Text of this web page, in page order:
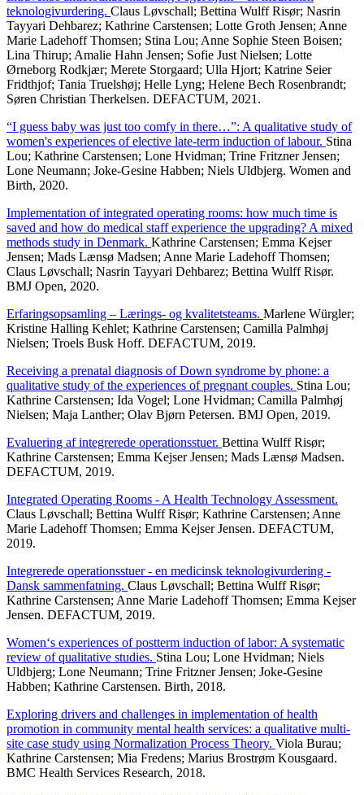
teknologivurdering. Claus Løvschall; Bettina Wulff Risør; Nasrin
Tayyari Dehbarez; Kathrine Carstensen; Lotte Groth Jensen; Anne
Marie Ladehoff Thomsen; Stina Lou; Anne Sophie Steen Boisen;
Lina Thirup; Amalie Hahn Jensen; Sofie Just Nielsen; Lotte
Ørneborg Rodkjær; Merete Storgaard; Ulla Hjort; Katrine Seier
Fridthjof; Tania Truelshøj; Helle Lyng; Helene Bech Rosenbrandt;
Søren Christian Therkelsen. DEFACTUM, 2021.
“I guess baby was just too comfy in there…”: A qualitative study of
women's experiences of elective late-term induction of labour. Stina
Lou; Kathrine Carstensen; Lone Hvidman; Trine Fritzner Jensen;
Lone Neumann; Joke-Gesine Habben; Niels Uldbjerg. Women and
Birth, 2020.
Implementation of integrated operating rooms: how much time is
saved and how do medical staff experience the upgrading? A mixed
methods study in Denmark. Kathrine Carstensen; Emma Kejser
Jensen; Mads Lænsø Madsen; Anne Marie Ladehoff Thomsen;
Claus Løvschall; Nasrin Tayyari Dehbarez; Bettina Wulff Risør.
BMJ Open, 2020.
Erfaringsopsamling – Lærings- og kvalitetsteams. Marlene Würgler;
Kristine Halling Kehlet; Kathrine Carstensen; Camilla Palmhøj
Nielsen; Troels Busk Hoff. DEFACTUM, 2019.
Receiving a prenatal diagnosis of Down syndrome by phone: a
qualitative study of the experiences of pregnant couples. Stina Lou;
Kathrine Carstensen; Ida Vogel; Lone Hvidman; Camilla Palmhøj
Nielsen; Maja Lanther; Olav Bjørn Petersen. BMJ Open, 2019.
Evaluering af integrerede operationsstuer. Bettina Wulff Risør;
Kathrine Carstensen; Emma Kejser Jensen; Mads Lænsø Madsen.
DEFACTUM, 2019.
Integrated Operating Rooms - A Health Technology Assessment.
Claus Løvschall; Bettina Wulff Risør; Kathrine Carstensen; Anne
Marie Ladehoff Thomsen; Emma Kejser Jensen. DEFACTUM,
2019.
Integrerede operationsstuer - en medicinsk teknologivurdering -
Dansk sammenfatning. Claus Løvschall; Bettina Wulff Risør;
Kathrine Carstensen; Anne Marie Ladehoff Thomsen; Emma Kejser
Jensen. DEFACTUM, 2019.
Women‘s experiences of postterm induction of labor: A systematic
review of qualitative studies. Stina Lou; Lone Hvidman; Niels
Uldbjerg; Lone Neumann; Trine Fritzner Jensen; Joke-Gesine
Habben; Kathrine Carstensen. Birth, 2018.
Exploring drivers and challenges in implementation of health
promotion in community mental health services: a qualitative multi-
site case study using Normalization Process Theory. Viola Burau;
Kathrine Carstensen; Mia Fredens; Marius Brostrøm Kousgaard.
BMC Health Services Research, 2018.